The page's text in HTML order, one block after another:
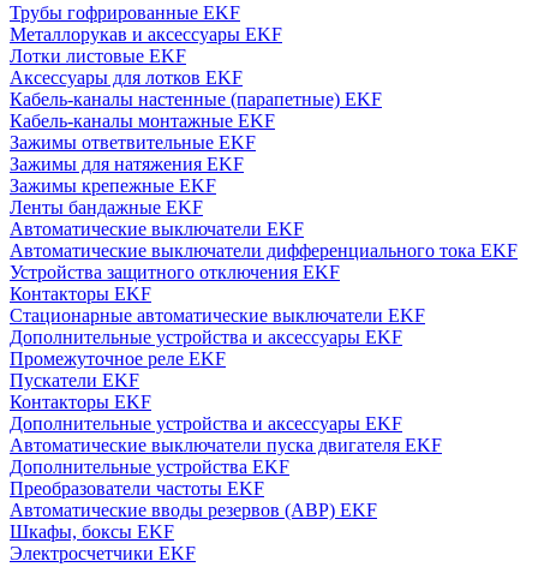
Трубы гофрированные EKF
Металлорукав и аксессуары EKF
Лотки листовые EKF
Аксессуары для лотков EKF
Кабель-каналы настенные (парапетные) EKF
Кабель-каналы монтажные EKF
Зажимы ответвительные EKF
Зажимы для натяжения EKF
Зажимы крепежные EKF
Ленты бандажные EKF
Автоматические выключатели EKF
Автоматические выключатели дифференциального тока EKF
Устройства защитного отключения EKF
Контакторы EKF
Стационарные автоматические выключатели EKF
Дополнительные устройства и аксессуары EKF
Промежуточное реле EKF
Пускатели EKF
Контакторы EKF
Дополнительные устройства и аксессуары EKF
Автоматические выключатели пуска двигателя EKF
Дополнительные устройства EKF
Преобразователи частоты EKF
Автоматические вводы резервов (АВР) EKF
Шкафы, боксы EKF
Электросчетчики EKF